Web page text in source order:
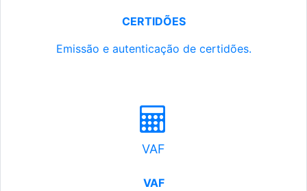
CERTIDÕES
Emissão e autenticação de certidões.
VAF
VAF